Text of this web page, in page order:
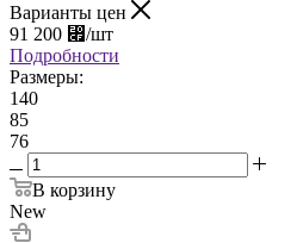
Варианты цен
91 200 ⃏/шт
Подробности
Размеры:
140
85
76
В корзину
New